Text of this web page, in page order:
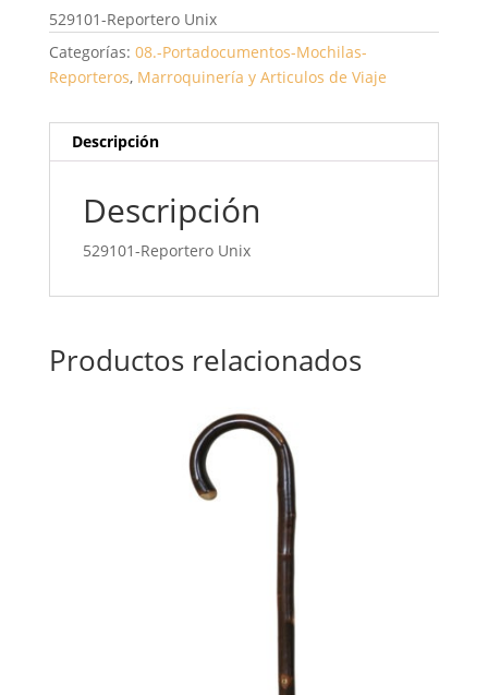
529101-Reportero Unix
Categorías: 08.-Portadocumentos-Mochilas-
Reporteros, Marroquinería y Articulos de Viaje
Descripción
Descripción
529101-Reportero Unix
Productos relacionados